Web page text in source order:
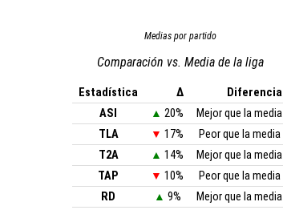
Medias por partido
Comparación vs. Media de la liga
Estadística Δ
Diferencia
ASI
▲ 20%
Mejor que la media
TLA
▼ 17%
Peor que la media
T2A
▲ 14%
Mejor que la media
TAP
▼ 10%
Peor que la media
RD
▲ 9%
Mejor que la media